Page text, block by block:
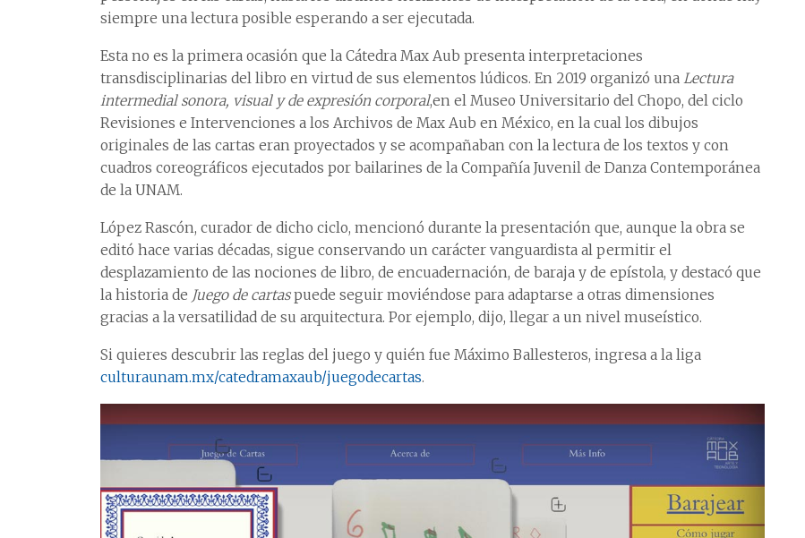
siempre una lectura posible esperando a ser ejecutada.
Esta no es la primera ocasión que la Cátedra Max Aub presenta interpretaciones
transdisciplinarias del libro en virtud de sus elementos lúdicos. En 2019 organizó una Lectura
intermedial sonora, visual y de expresión corporal,en el Museo Universitario del Chopo, del ciclo
Revisiones e Intervenciones a los Archivos de Max Aub en México, en la cual los dibujos
originales de las cartas eran proyectados y se acompañaban con la lectura de los textos y con
cuadros coreográficos ejecutados por bailarines de la Compañía Juvenil de Danza Contemporánea
de la UNAM.
López Rascón, curador de dicho ciclo, mencionó durante la presentación que, aunque la obra se
editó hace varias décadas, sigue conservando un carácter vanguardista al permitir el
desplazamiento de las nociones de libro, de encuadernación, de baraja y de epístola, y destacó que
la historia de Juego de cartaspuede seguir moviéndose para adaptarse a otras dimensiones
gracias a la versatilidad de su arquitectura. Por ejemplo, dijo, llegar a un nivel museístico.
Si quieres descubrir las reglas del juego y quién fue Máximo Ballesteros, ingresa a la liga
culturaunam.mx/catedramaxaub/juegodecartas.